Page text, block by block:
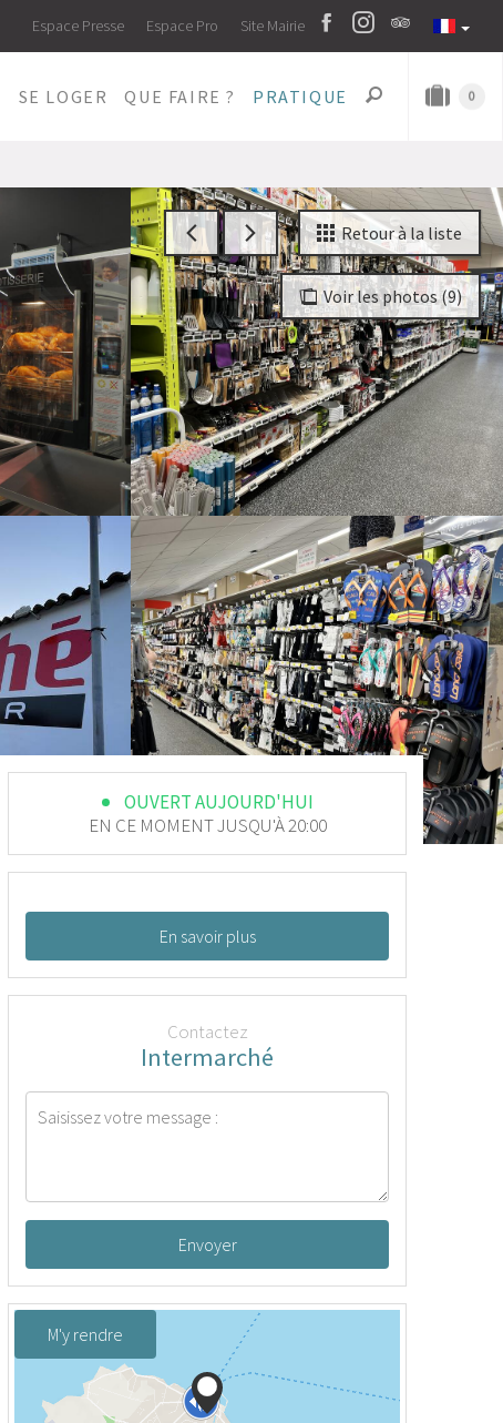
Espace Presse Espace Pro Site Mairie
SE LOGER QUE FAIRE ? PRATIQUE 0
Voir les photos (9)
Retour à la liste
OUVERT AUJOURD'HUI
EN CE MOMENT JUSQU'À 20:00
En savoir plus
Contactez
Intermarché
Envoyer
M'y rendre